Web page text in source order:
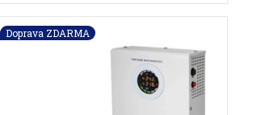
Doprava ZDARMA